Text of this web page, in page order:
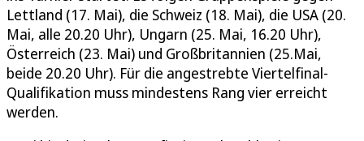
Lettland (17. Mai), die Schweiz (18. Mai), die USA (20.
Mai, alle 20.20 Uhr), Ungarn (25. Mai, 16.20 Uhr),
Österreich (23. Mai) und Großbritannien (25.Mai,
beide 20.20 Uhr). Für die angestrebte Viertelfinal-
Qualifikation muss mindestens Rang vier erreicht
werden.